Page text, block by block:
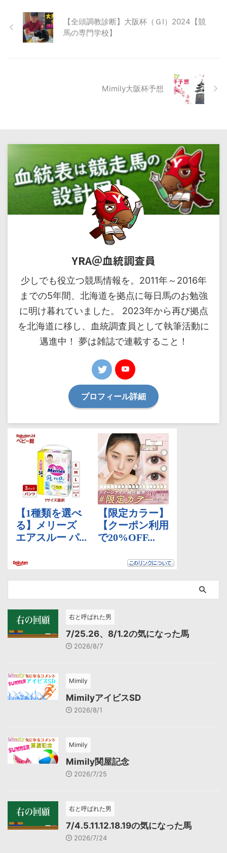
【全頭調教診断】大阪杯（ＧⅠ）2024【競
馬の専門学校】
Mimily大阪杯予想
YRA＠血統調査員
少しでも役立つ競馬情報を。2011年～2016年
までの5年間、北海道を拠点に毎日馬のお勉強
に明け暮れていました。 2023年から再び拠点
を北海道に移し、血統調査員として執筆活動に
邁進中！ 夢は雑誌で連載すること！
プロフィール詳細
右と呼ばれた男
7/25.26、8/1.2の気になった馬
2026/8/7
Mimily
MimilyアイビスSD
2026/8/1
Mimily
Mimily関屋記念
2026/7/25
右と呼ばれた男
7/4.5.11.12.18.19の気になった馬
2026/7/24